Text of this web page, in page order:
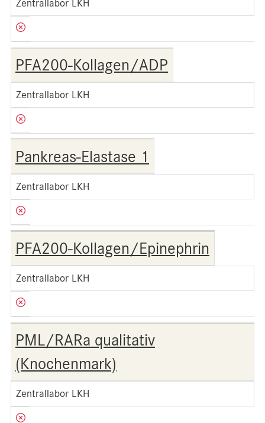
Zentrallabor LKH
PFA200-Kollagen/ADP
Zentrallabor LKH
Pankreas-Elastase 1
Zentrallabor LKH
PFA200-Kollagen/Epinephrin
Zentrallabor LKH
PML/RARa qualitativ
(Knochenmark)
Zentrallabor LKH